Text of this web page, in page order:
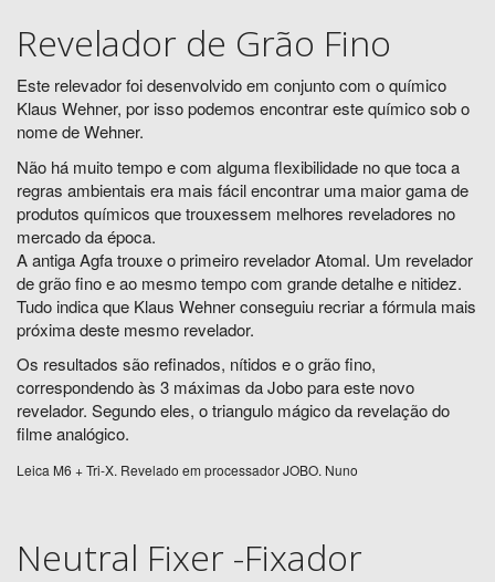
Revelador de Grão Fino
Este relevador foi desenvolvido em conjunto com o químico
Klaus Wehner, por isso podemos encontrar este químico sob o
nome de Wehner.
Não há muito tempo e com alguma flexibilidade no que toca a
regras ambientais era mais fácil encontrar uma maior gama de
produtos químicos que trouxessem melhores reveladores no
mercado da época.
A antiga Agfa trouxe o primeiro revelador Atomal. Um revelador
de grão fino e ao mesmo tempo com grande detalhe e nitidez.
Tudo indica que Klaus Wehner conseguiu recriar a fórmula mais
próxima deste mesmo revelador.
Os resultados são refinados, nítidos e o grão fino,
correspondendo às 3 máximas da Jobo para este novo
revelador. Segundo eles, o triangulo mágico da revelação do
filme analógico.
Leica M6 + Tri-X. Revelado em processador JOBO. Nuno
Neutral Fixer -Fixador